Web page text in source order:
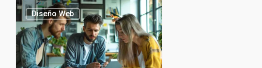
Las
mejores
agencias
de
diseño
Diseño Web